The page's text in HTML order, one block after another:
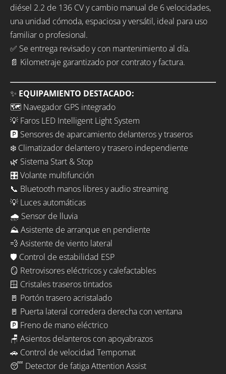
diésel 2.2 de 136 CV y cambio manual de 6 velocidades,
una unidad cómoda, espaciosa y versátil, ideal para uso
familiar o profesional.
✅ Se entrega revisado y con mantenimiento al día.
📄 Kilometraje garantizado por contrato y factura.
✨ EQUIPAMIENTO DESTACADO:
🗺️ Navegador GPS integrado
💡 Faros LED Intelligent Light System
🅿️ Sensores de aparcamiento delanteros y traseros
❄️ Climatizador delantero y trasero independiente
🌿 Sistema Start & Stop
🎛️ Volante multifunción
📞 Bluetooth manos libres y audio streaming
💡 Luces automáticas
🌧️ Sensor de lluvia
⛰️ Asistente de arranque en pendiente
💨 Asistente de viento lateral
🛡️ Control de estabilidad ESP
🪞 Retrovisores eléctricos y calefactables
🪟 Cristales traseros tintados
🚪 Portón trasero acristalado
🚪 Puerta lateral corredera derecha con ventana
🅿️ Freno de mano eléctrico
🪑 Asientos delanteros con apoyabrazos
🚗 Control de velocidad Tempomat
😴 Detector de fatiga Attention Assist